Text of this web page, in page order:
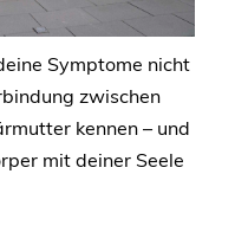
Symptome nicht
zwischen
kennen – und
mit deiner Seele